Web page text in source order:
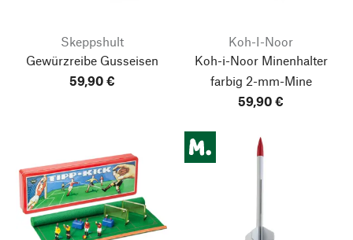
Skeppshult
Gewürzreibe Gusseisen
59,90 €
Koh-I-Noor
Koh-i-Noor Minenhalter
farbig 2-mm-Mine
59,90 €